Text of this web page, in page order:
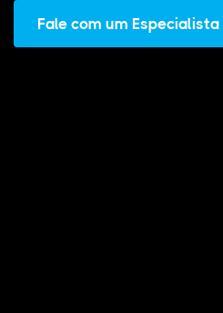
Fale com um Especialista